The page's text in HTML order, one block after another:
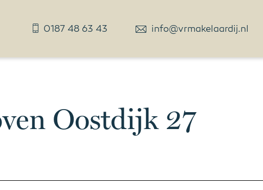
0187 48 63 43 info@vrmakelaardij.nl
Oostdijk 27